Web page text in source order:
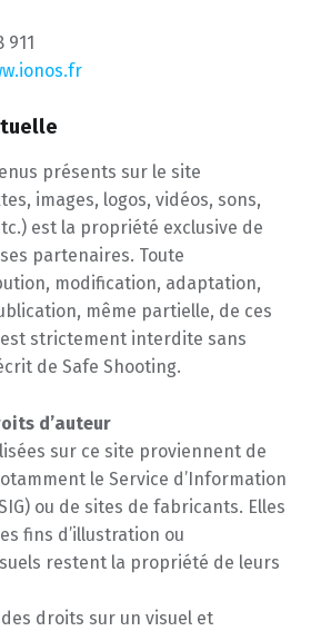
présents sur le site
images, logos, vidéos, sons,
est la propriété exclusive de
partenaires. Toute
modification, adaptation,
même partielle, de ces
strictement interdite sans
de Safe Shooting.
d’auteur
sur ce site proviennent de
le Service d’Information
ou de sites de fabricants. Elles
fins d’illustration ou
restent la propriété de leurs
droits sur un visuel et